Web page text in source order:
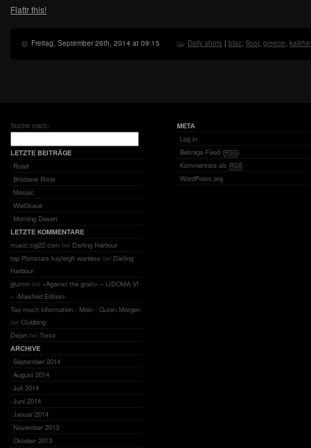
Flattr this!
Freitag, September 26th, 2014 at 09:15 Daily shots | blac, floor, greece,
Suche nach:
LETZTE BEITRÄGE
Road
Brisbane River
Mosaic
Weißkaue
Morning Desert
LETZTE KOMMENTARE
music.cig22.com bei Darling Harbour
top Pornstars kayleigh wanless bei Darling
Harbour
glumm bei «Against the grain» – LIDOMA VI
– ‹Maisfeld Edition›
Too much information - Moin - Guten Morgen
bei Clubbing
Dejan bei Torso
ARCHIVE
September 2014
August 2014
Juli 2014
Juni 2014
Januar 2014
November 2013
Oktober 2013
META
Log in
Beitrags-Feed (RSS)
Kommentare als RSS
WordPress.org